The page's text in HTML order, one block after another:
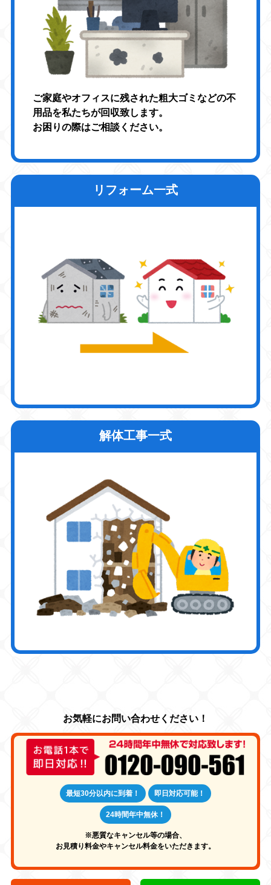
ご家庭やオフィスに残された粗大ゴミなどの不
用品を私たちが回収致します。
お困りの際はご相談ください。
リフォーム一式
解体工事一式
最短30分以内に到着！ 即日対応可能！
24時間年中無休！
※悪質なキャンセル等の場合、
お見積り料金やキャンセル料金をいただきます。